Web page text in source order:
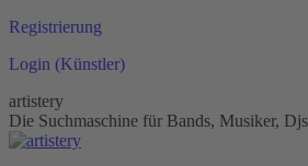
Zum
springen
Registrierung
Login (Künstler)
artistery
Die Suchmaschine für Bands, Musiker,